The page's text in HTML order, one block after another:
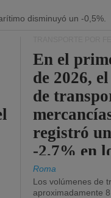
disminuyó un -0,5%.
En el
de 2026,
de
registró
-2,7% en
Roma
Los volúmenes de
aproximadamente